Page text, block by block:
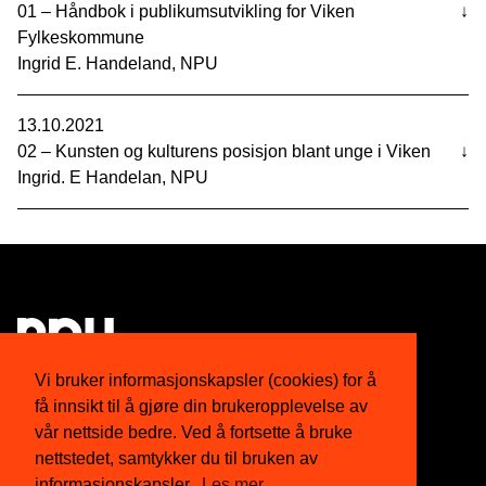
Vi bruker informasjonskapsler (cookies) for å
få innsikt til å gjøre din brukeropplevelse av
vår nettside bedre. Ved å fortsette å bruke
nettstedet, samtykker du til bruken av
01 – Håndbok i publikumsutvikling for Viken
Fylkeskommune
Ingrid E. Handeland, NPU
↓
13.10.2021
02 – Kunsten og kulturens posisjon blant unge i Viken
Ingrid. E Handelan, NPU
↓
Om oss
Medlemskap
Twitter
Facebook